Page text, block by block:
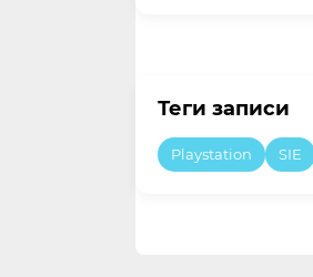
Теги записи
Playstation SIE